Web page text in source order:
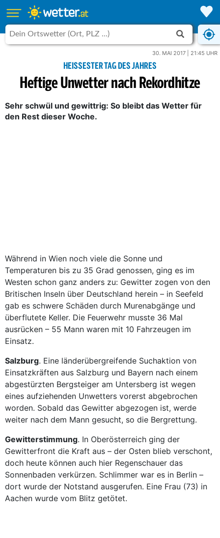
30. MAI 2017 | 21:45 UHR
HEISSESTER TAG DES JAHRES
Heftige Unwetter nach Rekordhitze
Sehr schwül und gewittrig: So bleibt das Wetter für
den Rest dieser Woche.
Während in Wien noch viele die Sonne und
Temperaturen bis zu 35 Grad genossen, ging es im
Westen schon ganz anders zu: Gewitter zogen von den
Britischen Inseln über Deutschland herein – in Seefeld
gab es schwere Schäden durch Murenabgänge und
überflutete Keller. Die Feuerwehr musste 36 Mal
ausrücken – 55 Mann waren mit 10 Fahrzeugen im
Einsatz.
Salzburg. Eine länderübergreifende Suchaktion von
Einsatzkräften aus Salzburg und Bayern nach einem
abgestürzten Bergsteiger am Untersberg ist wegen
eines aufziehenden Unwetters vorerst abgebrochen
worden. Sobald das Gewitter abge­zogen ist, werde
weiter nach dem Mann gesucht, so die Bergrettung.
Gewitterstimmung. In Oberösterreich ging der
Gewitterfront die Kraft aus – der Osten blieb verschont,
doch heute können auch hier Regenschauer das
Sonnenbaden verkürzen. Schlimmer war es in Berlin –
dort wurde der Notstand ausgerufen. Eine Frau (73) in
Aachen wurde vom Blitz getötet.